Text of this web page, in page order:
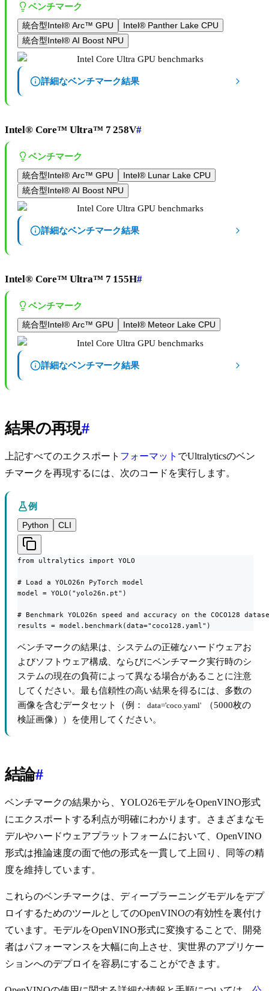
ベンチマーク
統合型Intel® Arc™ GPU
Intel® Panther Lake CPU
統合型Intel® AI Boost NPU
詳細なベンチマーク結果
Intel® Core™ Ultra™ 7 258V#
ベンチマーク
統合型Intel® Arc™ GPU
Intel® Lunar Lake CPU
統合型Intel® AI Boost NPU
詳細なベンチマーク結果
Intel® Core™ Ultra™ 7 155H#
ベンチマーク
統合型Intel® Arc™ GPU
Intel® Meteor Lake CPU
詳細なベンチマーク結果
結果の再現#
上記すべてのエクスポート フォーマット でUltralyticsのベン
チマークを再現するには、次のコードを実行します。
例
Python
CLI
from ultralytics import YOLO
# Load a YOLO26n PyTorch model
model = YOLO("yolo26n.pt")
# Benchmark YOLO26n speed and accuracy on the COCO128
results = model.benchmark(data="coco128.yaml")
ベンチマークの結果は、システムの正確なハードウェアお
よびソフトウェア構成、ならびにベンチマーク実行時のシ
ステムの現在の負荷によって異なる場合があることに注意
してください。最も信頼性の高い結果を得るには、多数の
画像を含むデータセット（例：
data='coco.yaml'
（5000枚の
検証画像））を使用してください。
結論#
ベンチマークの結果から、YOLO26モデルをOpenVINO形式
にエクスポートする利点が明確にわかります。さまざまなモ
デルやハードウェアプラットフォームにおいて、OpenVINO
形式は推論速度の面で他の形式を一貫して上回り、同等の精
度を維持しています。
これらのベンチマークは、ディープラーニングモデルをデプ
ロイするためのツールとしてのOpenVINOの有効性を裏付け
ています。モデルをOpenVINO形式に変換することで、開発
者はパフォーマンスを大幅に向上させ、実世界のアプリケー
ションへのデプロイを容易にすることができます。